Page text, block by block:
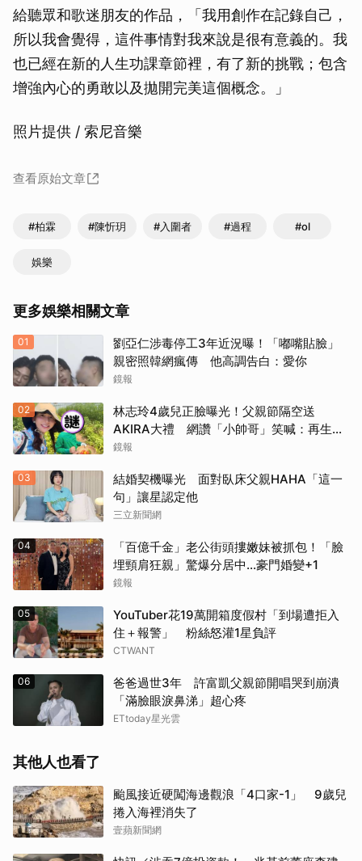
給聽眾和歌迷朋友的作品，「我用創作在記錄自己，
所以我會覺得，這件事情對我來說是很有意義的。我
也已經在新的人生功課章節裡，有了新的挑戰；包含
增強內心的勇敢以及拋開完美這個概念。」
照片提供 / 索尼音樂
查看原始文章
#柏霖 #陳忻玥 #入圍者 #過程 #ol
娛樂
更多娛樂相關文章
01
劉亞仁涉毒停工3年近況曝！「嘟嘴貼臉」
親密照韓網瘋傳 他高調告白：愛你
鏡報
02
林志玲4歲兒正臉曝光！父親節隔空送
AKIRA大禮 網讚「小帥哥」笑喊：再生一
個
鏡報
03
結婚契機曝光 面對臥床父親HAHA「這一
句」讓星認定他
三立新聞網
04
「百億千金」老公街頭摟嫩妹被抓包！「臉
埋頸肩狂親」驚爆分居中...豪門婚變+1
鏡報
05
YouTuber花19萬開箱度假村「到場遭拒入
住＋報警」 粉絲怒灌1星負評
CTWANT
06
爸爸過世3年 許富凱父親節開唱哭到崩潰
「滿臉眼淚鼻涕」超心疼
ETtoday星光雲
其他人也看了
颱風接近硬闖海邊觀浪「4口家-1」 9歲兒
捲入海裡消失了
壹蘋新聞網